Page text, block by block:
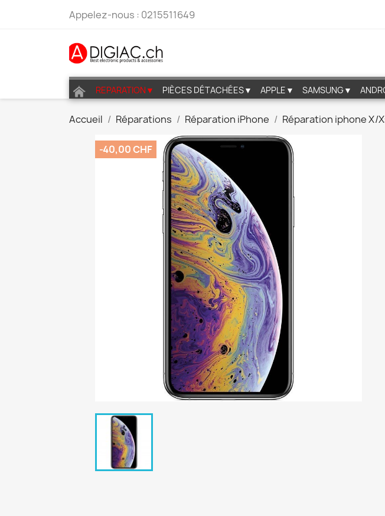
Appelez-nous : 0215511649
REPARATION▼ PIÈCES DÉTACHÉES▼ APPLE▼ SAMSUNG▼
Accueil Réparations Réparation iPhone Réparation iphone X/
-40,00 CHF